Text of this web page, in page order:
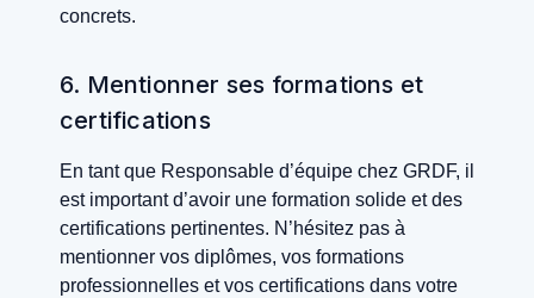
concrets.
6. Mentionner ses formations et
certifications
En tant que Responsable d’équipe chez GRDF, il
est important d’avoir une formation solide et des
certifications pertinentes. N’hésitez pas à
mentionner vos diplômes, vos formations
professionnelles et vos certifications dans votre